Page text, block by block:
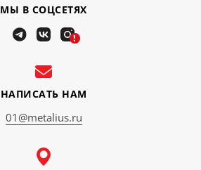
НАПИСАТЬ НАМ
01@metalius.ru
МЫ В СОЦСЕТЯХ
!